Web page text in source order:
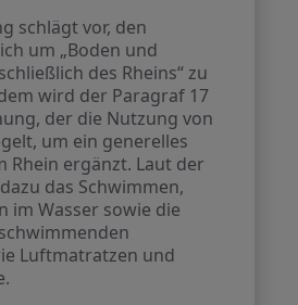
schlägt vor, den
um „Boden und
des Rheins“ zu
wird der Paragraf 17
der die Nutzung von
um ein generelles
Rhein ergänzt. Laut der
das Schwimmen,
im Wasser sowie die
Luftmatratzen und